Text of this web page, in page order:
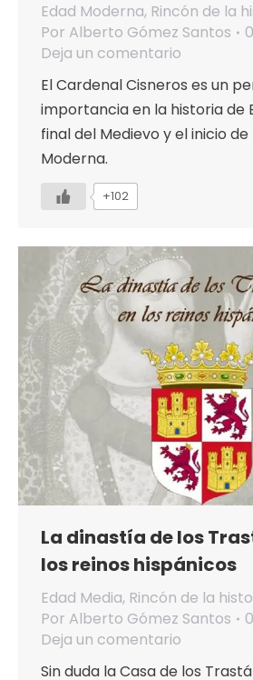
Edad Moderna, Rincón de la
Por Alberto Gómez Santos
Deja un comentario
El Cardenal Cisneros es un
importancia en la historia de
final del Medievo y el inicio de
Moderna.
+102
La dinastía de los
los reinos hispánicos
Edad Media, Rincón de la
Por Alberto Gómez Santos
Deja un comentario
Sin duda la Casa de los